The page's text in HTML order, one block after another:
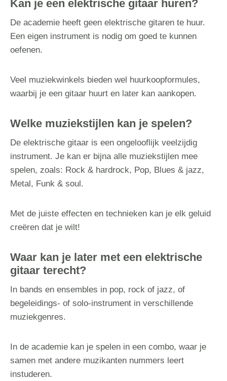
Kan je een elektrische gitaar huren?
De academie heeft geen elektrische gitaren te huur.
Een eigen instrument is nodig om goed te kunnen
oefenen.
Veel muziekwinkels bieden wel huurkoopformules,
waarbij je een gitaar huurt en later kan aankopen.
Welke muziekstijlen kan je spelen?
De elektrische gitaar is een ongelooflijk veelzijdig
instrument. Je kan er bijna alle muziekstijlen mee
spelen, zoals: Rock & hardrock, Pop, Blues & jazz,
Metal, Funk & soul.
Met de juiste effecten en technieken kan je elk geluid
creëren dat je wilt!
Waar kan je later met een elektrische
gitaar terecht?
In bands en ensembles in pop, rock of jazz, of
begeleidings- of solo-instrument in verschillende
muziekgenres.
In de academie kan je spelen in een combo, waar je
samen met andere muzikanten nummers leert
instuderen.